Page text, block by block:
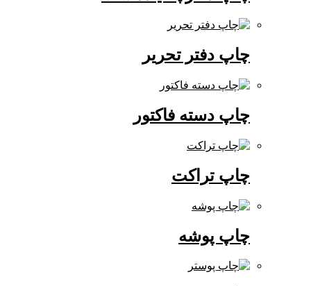
چاپ دفتر تحریر
چاپ دسته فاکتور
چاپ تراکت
چاپ پوشه